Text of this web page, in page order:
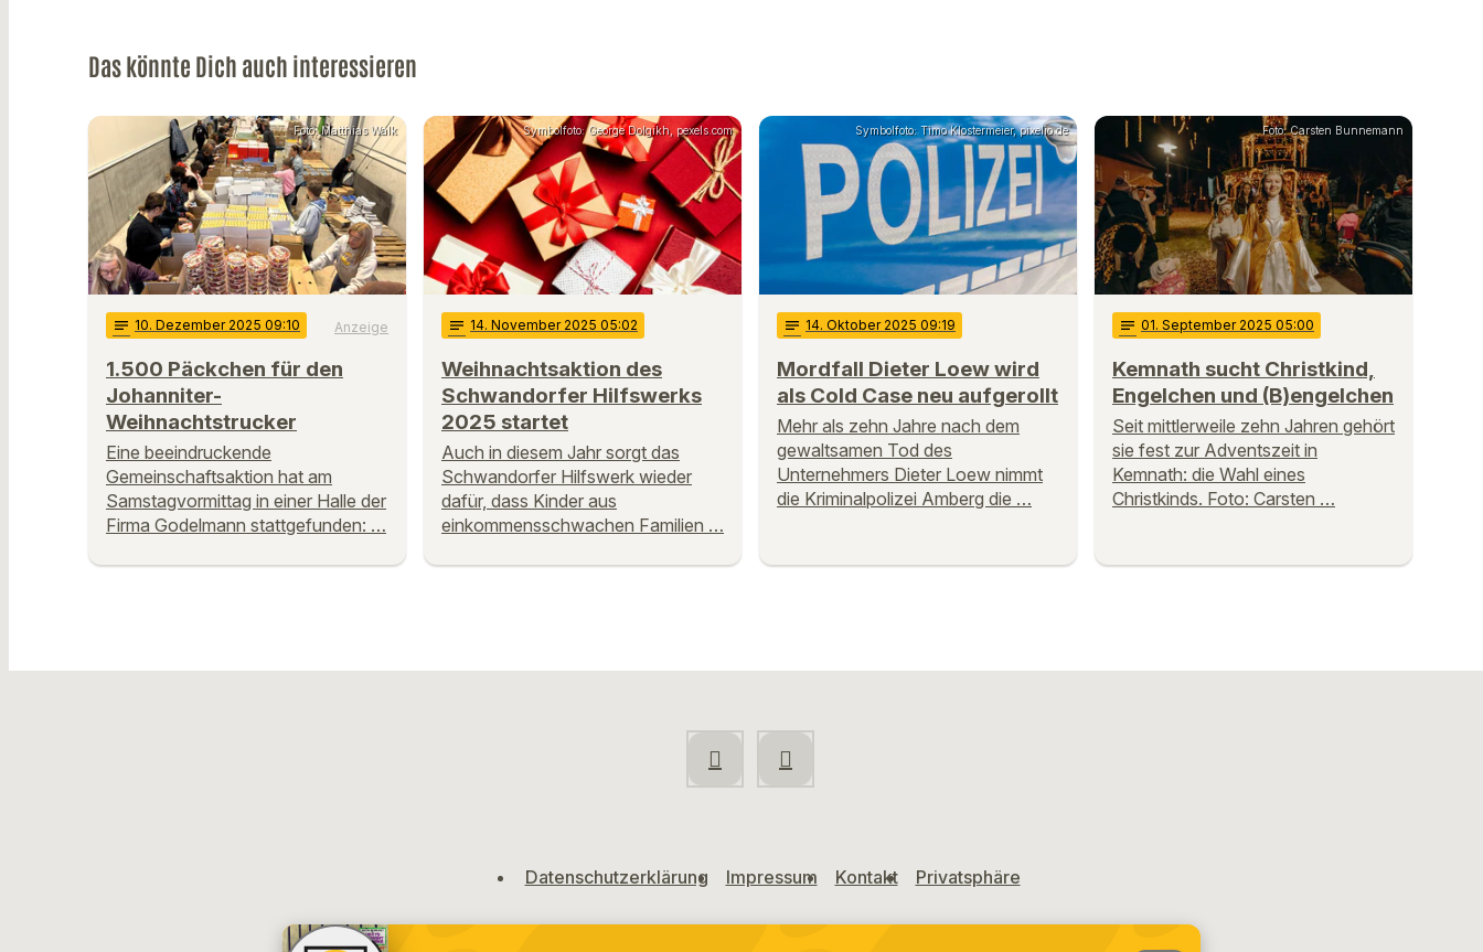
Das könnte Dich auch interessieren
Foto: Matthias Walk
notes 10. Dezember 2025 09:10 Anzeige
1.500 Päckchen für den
Johanniter-
Weihnachtstrucker
Eine beeindruckende
Gemeinschaftsaktion hat am
Samstagvormittag in einer Halle der
Firma Godelmann stattgefunden: …
Symbolfoto: George Dolgikh, pexels.com
notes 14. November 2025 05:02
Weihnachtsaktion des
Schwandorfer Hilfswerks
2025 startet
Auch in diesem Jahr sorgt das
Schwandorfer Hilfswerk wieder
dafür, dass Kinder aus
einkommensschwachen Familien …
Symbolfoto: Timo Klostermeier, pixelio.de
notes 14. Oktober 2025 09:19
Mordfall Dieter Loew wird
als Cold Case neu aufgerollt
Mehr als zehn Jahre nach dem
gewaltsamen Tod des
Unternehmers Dieter Loew nimmt
die Kriminalpolizei Amberg die …
Foto: Carsten Bunnemann
notes 01. September 2025 05:00
Kemnath sucht Christkind,
Engelchen und (B)engelchen
Seit mittlerweile zehn Jahren gehört
sie fest zur Adventszeit in
Kemnath: die Wahl eines
Christkinds. Foto: Carsten …
Datenschutzerklärung Impressum Kontakt Privatsphäre